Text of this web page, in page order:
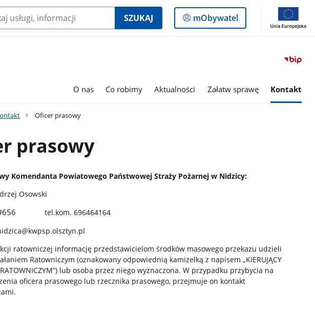
SZUKAJ
Logowanie
do
mObywatel
O nas Co robimy Aktualności Załatw sprawę Kontakt
Oficer prasowy
prasowy
Komendanta Powiatowego Państwowej Straży Pożarnej w Nidzicy:
Osowski
tel.kom. 696464164
ratowniczej informację przedstawicielom środków masowego przekazu udzieli
Ratowniczym (oznakowany odpowiednią kamizelką z napisem „KIERUJĄCY
lub osoba przez niego wyznaczona. W przypadku przybycia na
oficera prasowego lub rzecznika prasowego, przejmuje on kontakt